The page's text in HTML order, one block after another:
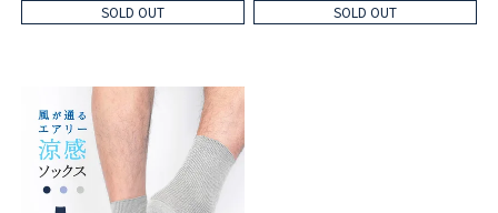
SOLD OUT SOLD OUT